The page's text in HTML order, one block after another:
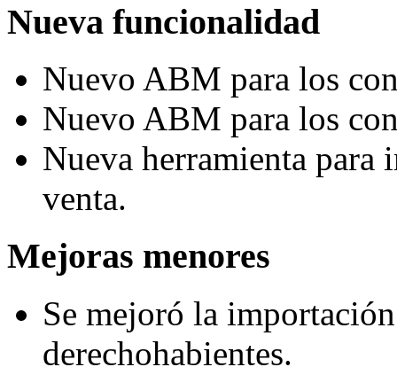
Nueva funcionalidad
Nuevo ABM para los
Nuevo ABM para los
Nueva herramienta para
venta.
Mejoras menores
Se mejoró la
derechohabientes.